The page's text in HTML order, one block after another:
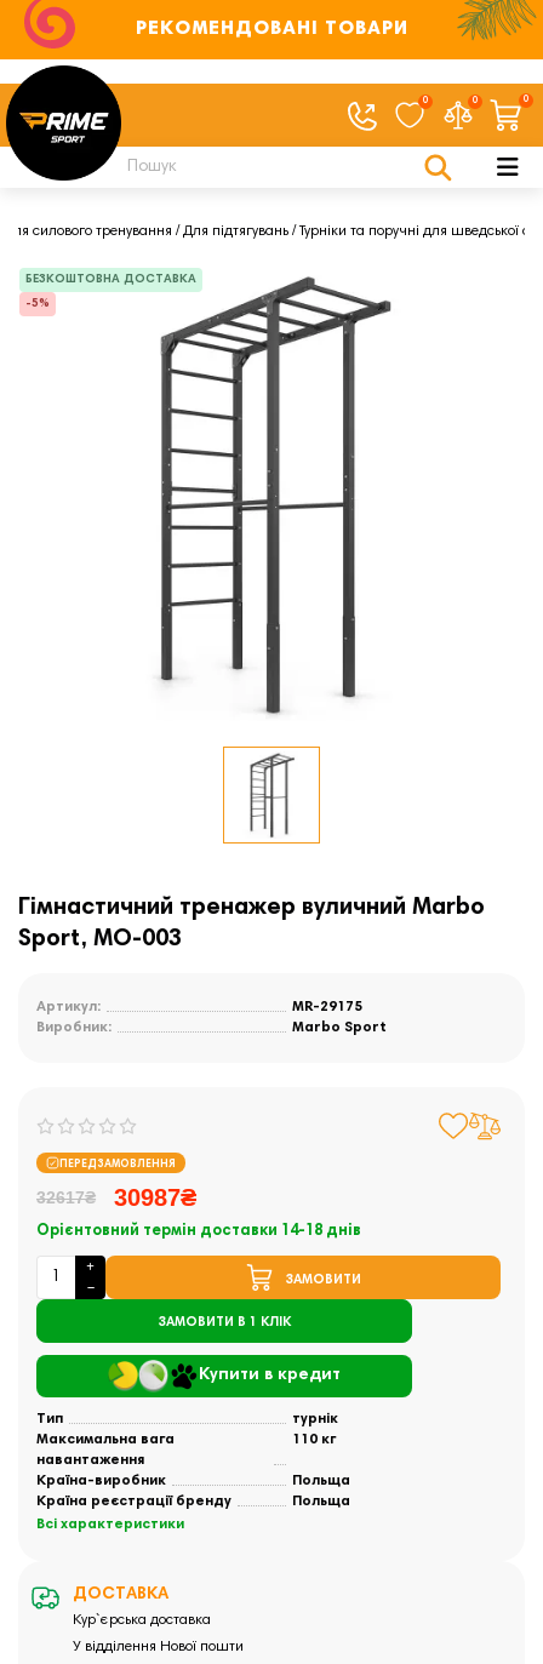
РЕКОМЕНДОВАНІ ТОВАРИ
0 0 0
Для силового тренування Для підтягувань Турніки та поручні для шведської
БЕЗКОШТОВНА ДОСТАВКА
-5%
Гімнастичний тренажер вуличний Marbo
Sport, MO-003
Артикул:
MR-29175
Виробник:
Marbo Sport
ПЕРЕДЗАМОВЛЕННЯ
32617₴ 30987₴
Орієнтовний термін доставки 14-18 днів
ЗАМОВИТИ
ЗАМОВИТИ В 1 КЛІК
Купити в кредит
Тип
турнік
Максимальна вага
навантаження
110 кг
Країна-виробник
Польща
Країна реєстрації бренду
Польща
Всі характеристики
ДОСТАВКА
Кур`єрська доставка
У відділення Нової пошти